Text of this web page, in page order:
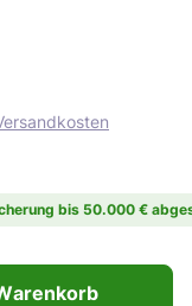
bis 50.000 €
gewünschten